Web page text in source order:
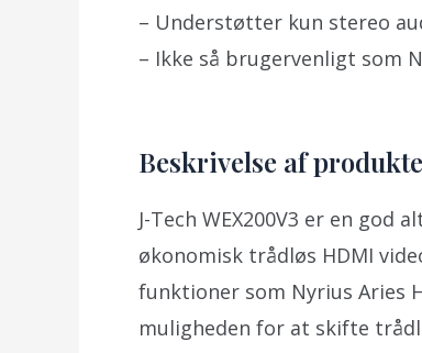
– Understøtter kun stereo
– Ikke så brugervenligt som
Beskrivelse af
J-Tech WEX200V3 er en
økonomisk trådløs HDMI
funktioner som Nyrius Aries
muligheden for at skifte